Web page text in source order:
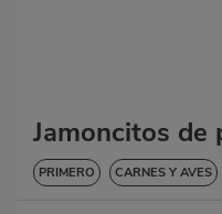
Jamoncitos de
PRIMERO CARNES Y AVES